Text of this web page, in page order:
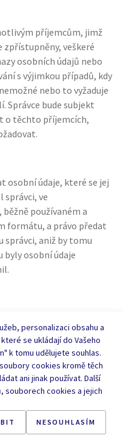
příjemcům, jimž
zpřístupněny, veškeré
osobních údajů nebo
s výjimkou případů, kdy
nebo to vyžaduje
Správce bude subjekt
o těchto příjemcích,
osobní údaje, které se jej
správci, ve
používaném a
formátu, a právo předat
správci, aniž by tomu
byly osobní údaje
kdykoli vznést námitku
údajů, které se jej
proti zpracování
tyto účely zpracovávány.
personalizaci obsahu a
se ukládají do Vašeho
k tomu udělujete souhlas.
cookies kromě těch
ani jinak používat. Další
souborech cookies a jejich
NESOUHLASÍM